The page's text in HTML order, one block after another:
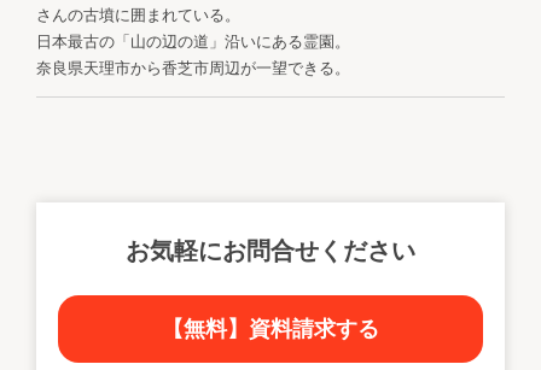
さんの古墳に囲まれている。
日本最古の「山の辺の道」沿いにある霊園。
奈良県天理市から香芝市周辺が一望できる。
お気軽にお問合せください
【無料】資料請求する